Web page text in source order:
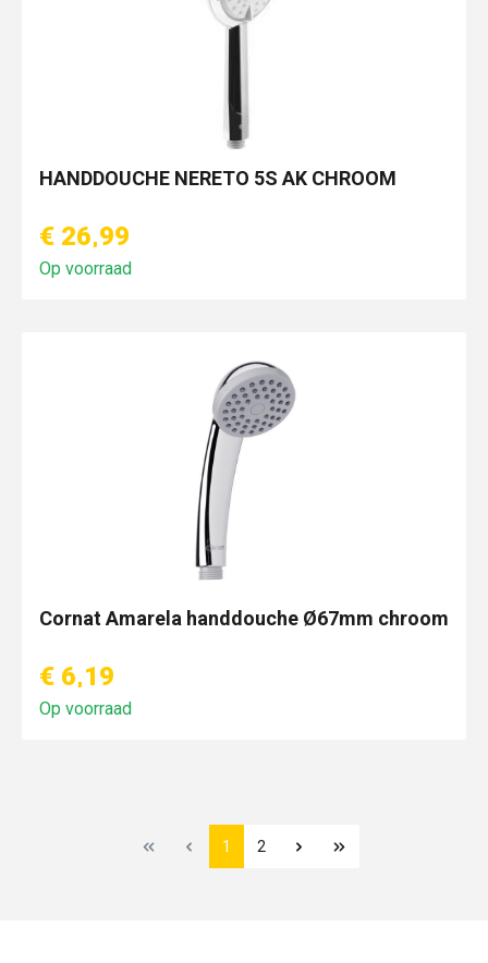
HANDDOUCHE NERETO 5S AK CHROOM
€ 26,99
Op voorraad
Cornat Amarela handdouche Ø67mm chroom
€ 6,19
Op voorraad
1 2